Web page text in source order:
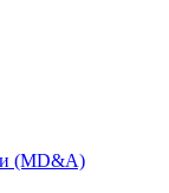
(MD&A)